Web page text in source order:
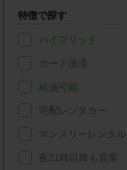
特徴で探す
ハイブリッド
カード決済
給油可能
宅配レンタカー
マンスリーレンタル
夜21時以降も営業